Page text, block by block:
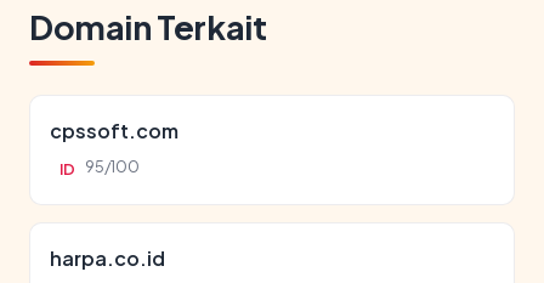
Domain Terkait
cpssoft.com
ID 95/100
harpa.co.id